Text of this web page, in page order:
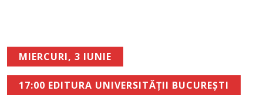
MIERCURI, 3 IUNIE
17:00 EDITURA UNIVERSITĂȚII BUCUREȘTI